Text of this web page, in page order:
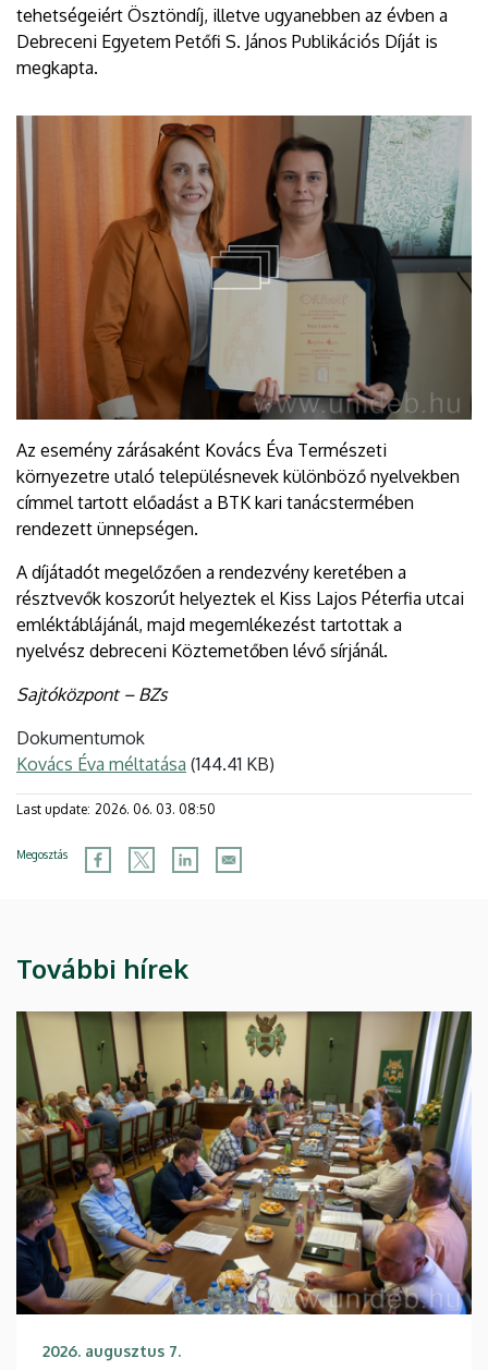
tehetségeiért Ösztöndíj, illetve ugyanebben az évben a
Debreceni Egyetem Petőfi S. János Publikációs Díját is
megkapta.
Az esemény zárásaként Kovács Éva Természeti
környezetre utaló településnevek különböző nyelvekben
címmel tartott előadást a BTK kari tanácstermében
rendezett ünnepségen.
A díjátadót megelőzően a rendezvény keretében a
résztvevők koszorút helyeztek el Kiss Lajos Péterfia utcai
emléktáblájánál, majd megemlékezést tartottak a
nyelvész debreceni Köztemetőben lévő sírjánál.
Sajtóközpont – BZs
Dokumentumok
Kovács Éva méltatása (144.41 KB)
Last update: 2026. 06. 03. 08:50
Megosztás
További hírek
2026. augusztus 7.